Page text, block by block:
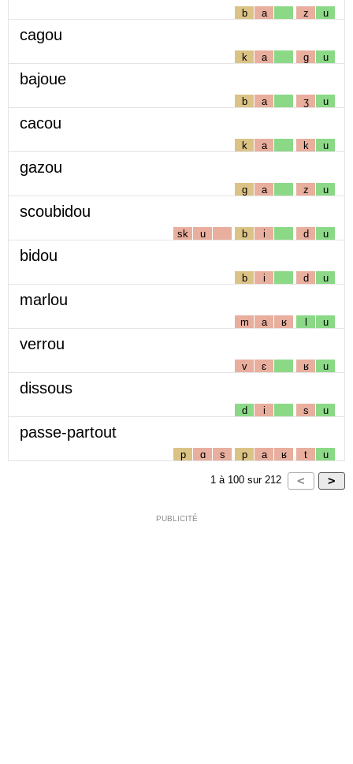
b a z u
cagou
k a g u
bajoue
b a ʒ u
cacou
k a k u
gazou
g a z u
scoubidou
sk u b i d u
bidou
b i d u
marlou
m a ʁ l u
verrou
v ɛ ʁ u
dissous
d i s u
passe-partout
p ɑ s p a ʁ t u
1 à 100 sur 212
PUBLICITÉ